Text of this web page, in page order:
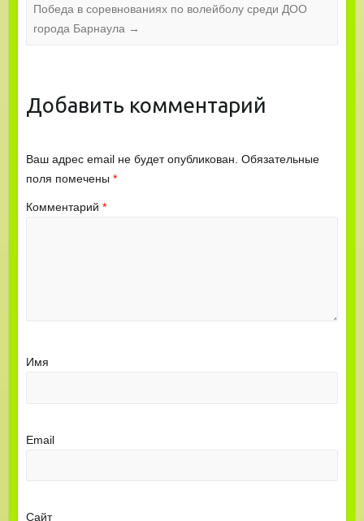
Победа в соревнованиях по волейболу среди ДОО
города Барнаула →
Добавить комментарий
Ваш адрес email не будет опубликован. Обязательные
поля помечены *
Комментарий *
Имя
Email
Сайт